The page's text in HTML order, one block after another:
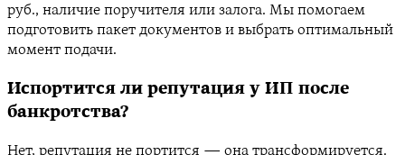
руб., наличие поручителя или залога. Мы помогаем
подготовить пакет документов и выбрать оптимальный
момент подачи.
Испортится ли репутация у ИП после
банкротства?
Нет, репутация не портится — она трансформируется.